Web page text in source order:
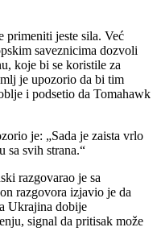
primeniti jeste sila. Već
saveznicima dozvoli
koje bi se koristile za
je upozorio da bi tim
i podsetio da Tomahawk
je: „Sada je zaista vrlo
sa svih strana.“
razgovarao je sa
razgovora izjavio je da
Ukrajina dobije
signal da pritisak može